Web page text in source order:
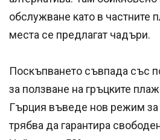
обслужване като в частните
места се предлагат чадъри.
Поскъпването съвпада със
за ползване на гръцките
Гърция въведе нов режим за
трябва да гарантира